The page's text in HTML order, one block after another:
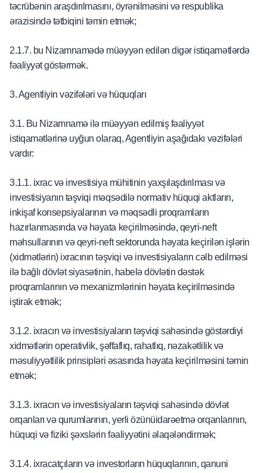
təcrübənin araşdırılmasını, öyrənilməsini və respublika
ərazisində tətbiqini təmin etmək;
2.1.7. bu Nizamnamədə müəyyən edilən digər istiqamətlərdə
fəaliyyət göstərmək.
3. Agentliyin vəzifələri və hüquqları
3.1. Bu Nizamnamə ilə müəyyən edilmiş fəaliyyət
istiqamətlərinə uyğun olaraq, Agentliyin aşağıdakı vəzifələri
vardır:
3.1.1. ixrac və investisiya mühitinin yaxşılaşdırılması və
investisiyanın təşviqi məqsədilə normativ hüquqi aktların,
inkişaf konsepsiyalarının və məqsədli proqramların
hazırlanmasında və həyata keçirilməsində, qeyri-neft
məhsullarının və qeyri-neft sektorunda həyata keçirilən işlərin
(xidmətlərin) ixracının təşviqi və investisiyaların cəlb edilməsi
ilə bağlı dövlət siyasətinin, habelə dövlətin dəstək
proqramlarının və mexanizmlərinin həyata keçirilməsində
iştirak etmək;
3.1.2. ixracın və investisiyaların təşviqi sahəsində göstərdiyi
xidmətlərin operativlik, şəffaflıq, rahatlıq, nəzakətlilik və
məsuliyyətlilik prinsipləri əsasında həyata keçirilməsini təmin
etmək;
3.1.3. ixracın və investisiyaların təşviqi sahəsində dövlət
orqanları və qurumlarının, yerli özünüidarəetmə orqanlarının,
hüquqi və fiziki şəxslərin fəaliyyətini əlaqələndirmək;
3.1.4. ixracatçıların və investorların hüquqlarının, qanuni